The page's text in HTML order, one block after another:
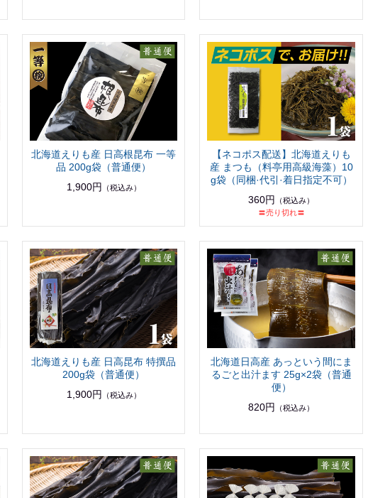
北海道えりも産 日高根昆布 一等
品 200g袋（普通便）
1,900円
（税込み）
【ネコポス配送】北海道えりも
産 まつも（料亭用高級海藻）10
g袋（同梱·代引·着日指定不可）
360円
（税込み）
〓売り切れ〓
北海道えりも産 日高昆布 特撰品
200g袋（普通便）
1,900円 （税込み）
北海道日高産 あっという間にま
るごと出汁ます 25g×2袋（普通
便）
820円
（税込み）